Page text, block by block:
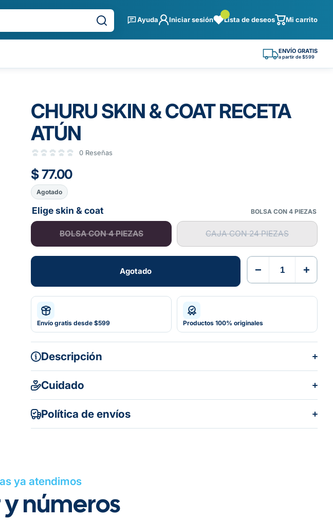
Ayuda Iniciar sesión Lista de deseos Mi carrito
ENVÍO GRATIS
a partir de $599
CHURU SKIN & COAT RECETA
ATÚN
0 Reseñas
$ 77.00
Agotado
Elige skin & coat BOLSA CON 4 PIEZAS
BOLSA CON 4 PIEZAS CAJA CON 24 PIEZAS
CAJA CON 24 PIEZAS
Agotado
− +
Envío gratis desde $599 Productos 100% originales
Descripción
Cuidado
Política de envíos
Gratuito en todos los pedidos
ya atendimos
números